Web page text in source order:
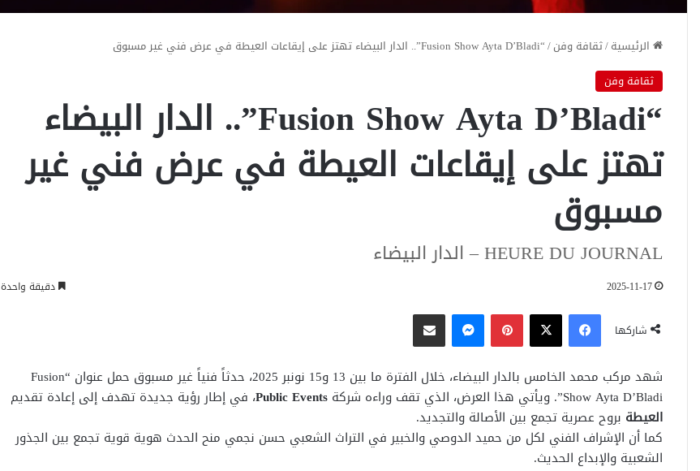
الرئيسية/ثقافة وفن/“Fusion Show Ayta D’Bladi”.. الدار البيضاء تهتز على إيقاعات العيطة في عرض فني غير مسبوق
ثقافة وفن
“Fusion Show Ayta D’Bladi”.. الدار البيضاء
تهتز على إيقاعات العيطة في عرض فني غير
مسبوق
HEURE DU JOURNAL – الدار البيضاء
2025-11-17 دقيقة واحدة
شاركها
فيسبوك ‫X بينتيريست
شهد مركب محمد الخامس بالدار البيضاء، خلال الفترة ما بين 13 و15 نونبر 2025، حدثاً فنياً غير مسبوق حمل عنوان “Fusion
Show Ayta D’Bladi”. ويأتي هذا العرض، الذي تقف وراءه شركة
Public Events، في إطار رؤية جديدة تهدف إلى إعادة تقديم
العيطة بروح عصرية تجمع بين الأصالة والتجديد.
كما أن الإشراف الفني لكل من حميد الدوصي والخبير في التراث الشعبي حسن نجمي منح الحدث هوية قوية تجمع بين الجذور
الشعبية والإبداع الحديث.